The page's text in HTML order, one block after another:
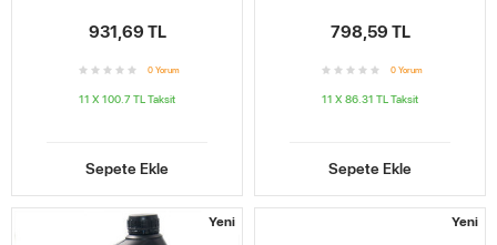
931,69 TL
0 Yorum
11 X 100.7 TL Taksit
Sepete Ekle
798,59 TL
0 Yorum
11 X 86.31 TL Taksit
Sepete Ekle
Yeni Yeni